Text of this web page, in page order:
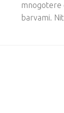
mnogotere
barvami.